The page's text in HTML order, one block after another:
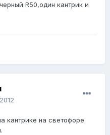
R50,один кантрик и
кантрике на светофоре